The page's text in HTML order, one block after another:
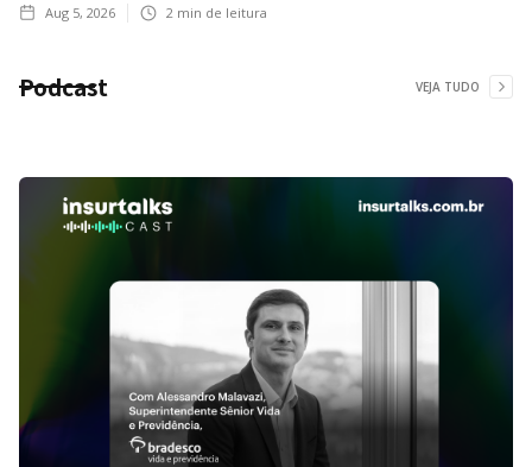
Aug 5, 2026 2 min de leitura
Podcast VEJA TUDO